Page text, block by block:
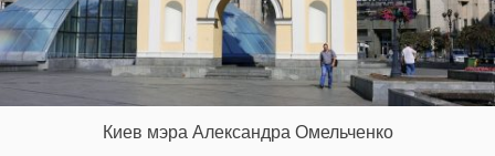
Киев мэра Александра Омельченко